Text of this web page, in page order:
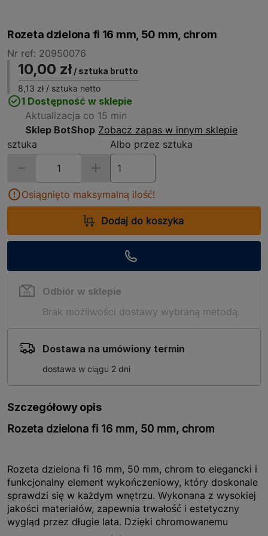
Rozeta dzielona fi 16 mm, 50 mm, chrom
Nr ref: 20950076
10,00 zł / sztuka brutto
8,13 zł / sztuka netto
1 Dostępność w sklepie
Aktualizacja co 15 min
Sklep BotShop Zobacz zapas w innym sklepie
sztuka
Albo przez sztuka
Osiągnięto maksymalną ilość!
Dodaj do koszyka
Odbiór w sklepie
Brak możliwości dostawy wybraną metodą.
Dostawa na umówiony termin
dostawa w ciągu 2 dni
Szczegółowy opis
Rozeta dzielona fi 16 mm, 50 mm, chrom
Rozeta dzielona fi 16 mm, 50 mm, chrom to elegancki i
funkcjonalny element wykończeniowy, który doskonale
sprawdzi się w każdym wnętrzu. Wykonana z wysokiej
jakości materiałów, zapewnia trwałość i estetyczny
wygląd przez długie lata. Dzięki chromowanemu